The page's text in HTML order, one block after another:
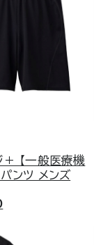
＋ 【一般医療機
パンツ メンズ